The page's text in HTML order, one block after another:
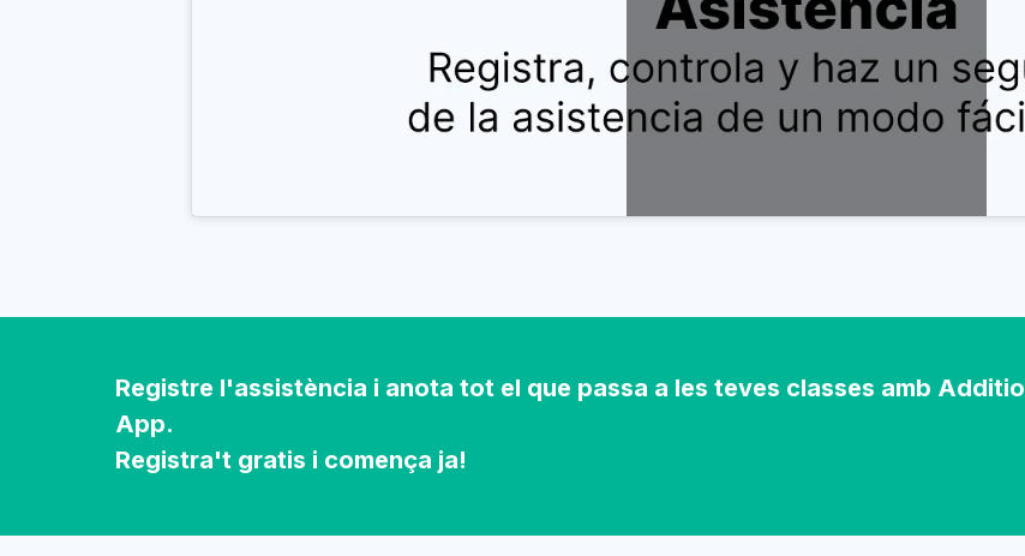
Registre l'assistència i anota tot el que passa a les teves classes amb Additio
App.
Registra't gratis i comença ja!